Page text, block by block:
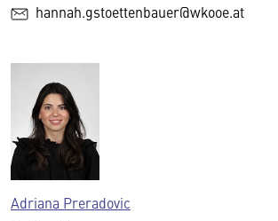
hannah.gstoettenbauer@wkooe.at
Adriana Preradovic